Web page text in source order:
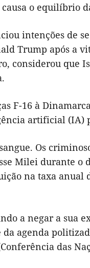
o equilíbrio
intenções de
Trump após a
considerou que
F-16 à
artificial (IA)
Os
Milei durante o
na taxa
a negar a sua
agenda
das